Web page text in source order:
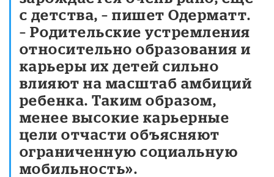
с детства, – пишет Одерматт.
– Родительские устремления
относительно образования и
карьеры их детей сильно
влияют на масштаб амбиций
ребенка. Таким образом,
менее высокие карьерные
цели отчасти объясняют
ограниченную социальную
мобильность».